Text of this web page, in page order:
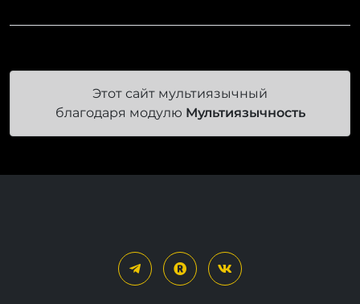
Этот сайт мультиязычный
благодаря модулю Мультиязычность